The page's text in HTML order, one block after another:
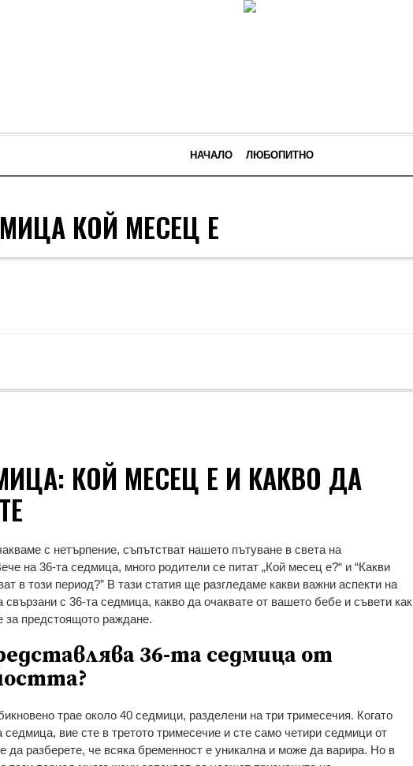
НАЧАЛО ЛЮБОПИТНО
КОЙ МЕСЕЦ Е
КОЙ МЕСЕЦ Е И КАКВО ДА
с нетърпение, съпътстват нашето пътуване в света на
на 36-та седмица, много родители се питат „Кой месец е?“ и “Какви
в този период?” В тази статия ще разгледаме какви важни аспекти на
свързани с 36-та седмица, какво да очаквате от вашето бебе и съвети как
за предстоящото раждане.
36-та седмица от
трае около 40 седмици, разделени на три тримесечия. Когато
седмица, вие сте в третото тримесечие и сте само четири седмици от
да разберете, че всяка бременност е уникална и може да варира. Но в